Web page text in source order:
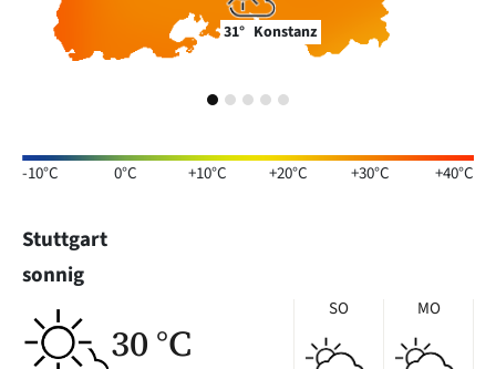
31° Konstanz
-10°C 0°C +10°C +20°C +30°C +40°C
Stuttgart
sonnig
30 °C
SO MO